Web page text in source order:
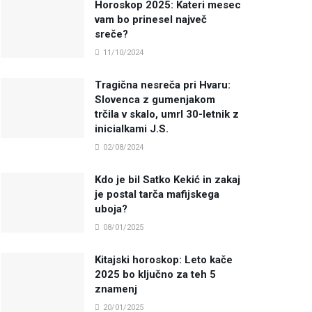
Horoskop 2025: Kateri mesec
vam bo prinesel največ
sreče?
11/10/2024
Tragična nesreča pri Hvaru:
Slovenca z gumenjakom
trčila v skalo, umrl 30-letnik z
inicialkami J.S.
02/08/2024
Kdo je bil Satko Kekić in zakaj
je postal tarča mafijskega
uboja?
08/01/2025
Kitajski horoskop: Leto kače
2025 bo ključno za teh 5
znamenj
20/01/2025